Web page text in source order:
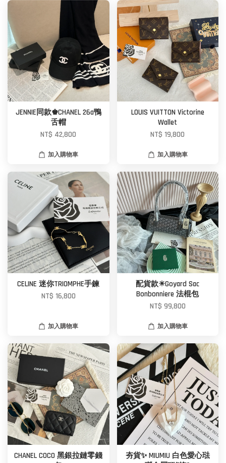
JENNIE同款♚CHANEL 26a鴨
舌帽
NT$ 42,800
加入購物車
LOUIS VUITTON Victorine
Wallet
NT$ 19,800
加入購物車
CELINE 迷你TRIOMPHE手鍊
NT$ 16,800
加入購物車
配貨款☀Goyard Sac
Bonbonniere 法棍包
NT$ 99,800
加入購物車
CHANEL COCO 黑銀拉鏈零錢
夯貨✨ MIUMIU 白色愛心琺